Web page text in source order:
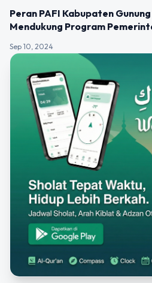
Peran PAFI Kabupaten
Mendukung Program
Sep 10, 2024